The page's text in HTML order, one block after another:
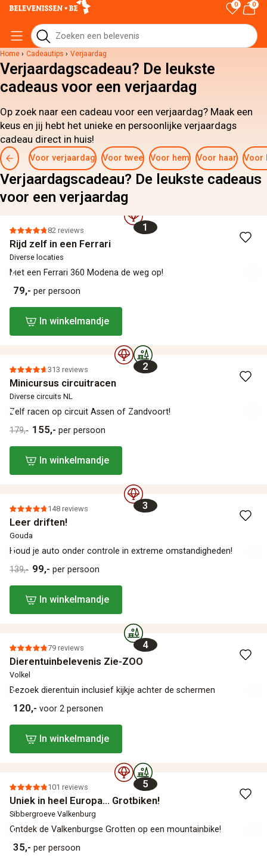
0 0
Home › Cadeautips › Verjaardag
Verjaardagscadeau? De leukste
cadeaus voor een verjaardag
Op zoek naar een cadeau voor een verjaardag? Maak een
keus en jij hebt het unieke en persoonlijke verjaardags
cadeau direct in huis!
Voor verjaardag Voor twee Voor hem Voor haar Voor
Verjaardagscadeau? De leukste cadeaus
voor een verjaardag
1
82 reviews
Rijd zelf in een Ferrari
Diverse locaties
Met een Ferrari 360 Modena de weg op!
79,- per persoon
In winkelmandje
2
313 reviews
Minicursus circuitracen
Diverse circuits NL
Zelf racen op circuit Assen of Zandvoort!
179,- 155,- per persoon
In winkelmandje
3
148 reviews
Leer driften!
Gouda
Houd je auto onder controle in extreme omstandigheden!
139,- 99,- per persoon
In winkelmandje
4
79 reviews
Dierentuinbelevenis Zie-ZOO
Volkel
Bezoek dierentuin inclusief kijkje achter de schermen
120,- voor 2 personen
In winkelmandje
5
101 reviews
Uniek in heel Europa... Grotbiken!
Sibbergroeve Valkenburg
Ontdek de Valkenburgse Grotten‎ op een mountainbike!
35,- per persoon